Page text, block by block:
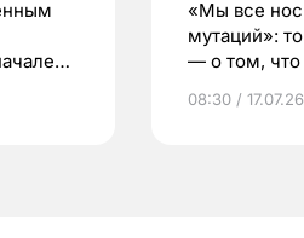
«Мы все
мутаций»:
— о том, что
08:30 / 17.07.26